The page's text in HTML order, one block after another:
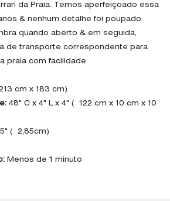
da Praia. Temos aperfeiçoado essa
& nenhum detalhe foi poupado.
quando aberto & em seguida,
de transporte correspondente para
praia com facilidade
cm x 183 cm)
48" C x 4" L x 4" ( 122 cm x 10 cm x 10
( 2,85cm)
Menos de 1 minuto